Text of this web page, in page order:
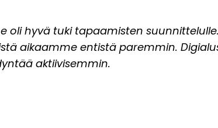
oli hyvä tuki tapaamisten
aikaamme entistä paremmin.
aktiivisemmin.